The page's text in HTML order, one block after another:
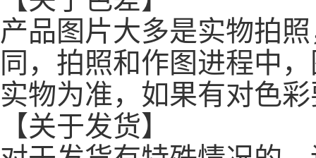
产品图片大多是实物拍
同，拍照和作图进程中
实物为准，如果有对色
【关于发货】